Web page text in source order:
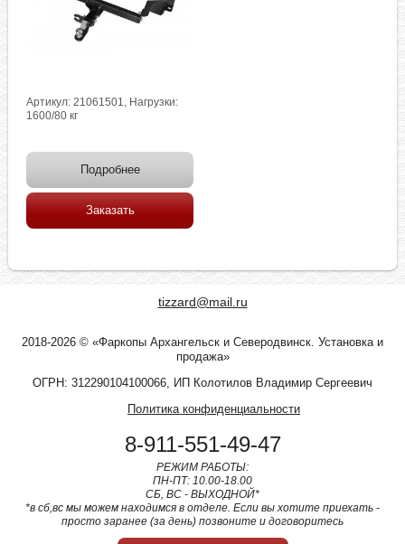
Артикул: 21061501, Нагрузки:
1600/80 кг
Подробнее
Заказать
tizzard@mail.ru
2018-2026 © «Фаркопы Архангельск и Северодвинск. Установка и
продажа»
ОГРН: 312290104100066, ИП Колотилов Владимир Сергеевич
Политика конфиденциальности
8-911-551-49-47
РЕЖИМ РАБОТЫ:
ПН-ПТ: 10.00-18.00
СБ, ВС - ВЫХОДНОЙ*
*в сб,вс мы можем находимся в отделе. Если вы хотите приехать -
просто заранее (за день) позвоните и договоритесь